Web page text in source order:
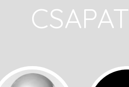
CSAPAT